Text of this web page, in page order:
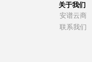
关于我们
安谱云商
联系我们